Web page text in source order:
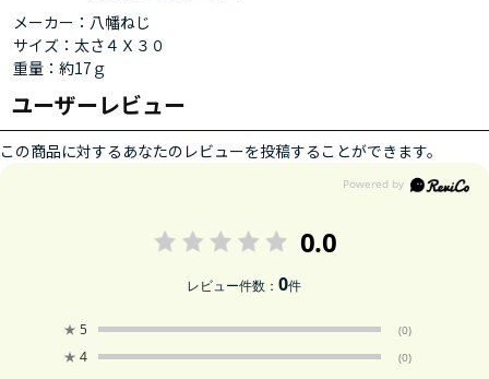
メーカー：八幡ねじ
サイズ：太さ４Ｘ３０
重量：約17ｇ
ユーザーレビュー
この商品に対するあなたのレビューを投稿することができます。
0.0
レビュー件数：0件
★ 5 (0)
★ 4 (0)